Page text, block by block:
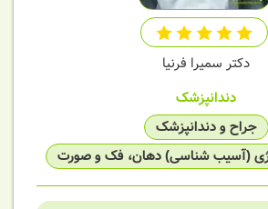
دکتر سمیرا فرنیا
دندانپزشک
جراح و دندانپزشک
(آسیب شناسی) دهان، فک و صورت